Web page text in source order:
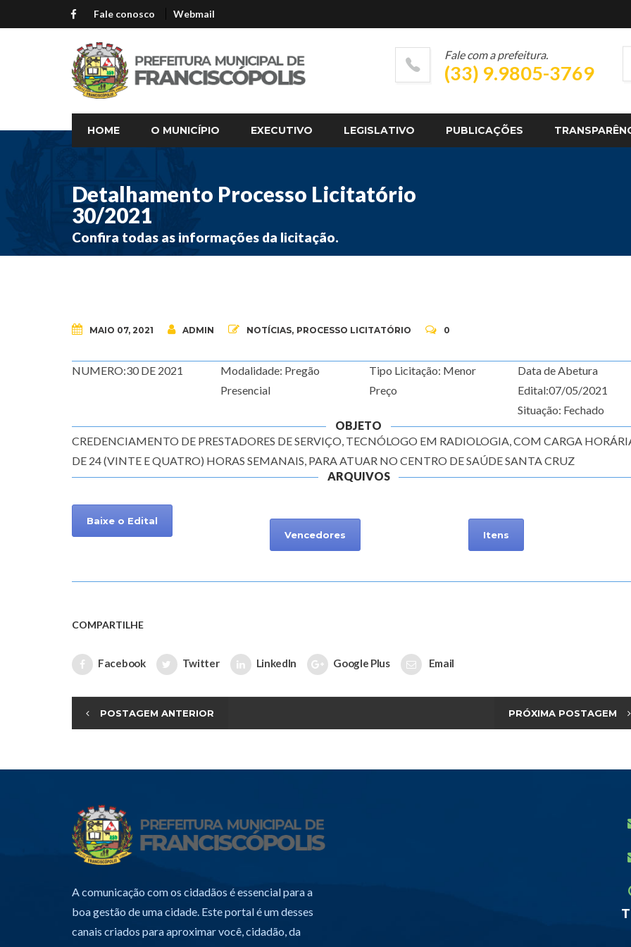
Fale conosco Webmail
HOME O MUNICÍPIO EXECUTIVO LEGISLATIVO PUBLICAÇÕES
Fale com a prefeitura.
(33) 9.9805-3769
Detalhamento Processo Licitatório
30/2021
Confira todas as informações da licitação.
MAIO 07, 2021 ADMIN NOTÍCIAS, PROCESSO LICITATÓRIO 0
NUMERO:30 DE 2021
Modalidade: Pregão
Presencial
Tipo Licitação: Menor
Preço
Data de Abetura
Edital:07/05/2021
Situação: Fechado
OBJETO
CREDENCIAMENTO DE PRESTADORES DE SERVIÇO, TECNÓLOGO EM RADIOLOGIA, COM CARGA
DE 24 (VINTE E QUATRO) HORAS SEMANAIS, PARA ATUAR NO CENTRO DE SAÚDE SANTA CRUZ
ARQUIVOS
Baixe o Edital
Vencedores
Itens
COMPARTILHE
Facebook Twitter LinkedIn Google Plus Email
POSTAGEM ANTERIOR PRÓXIMA POSTAGEM
A comunicação com os cidadãos é essencial para a
boa gestão de uma cidade. Este portal é um desses
canais criados para aproximar você, cidadão, da